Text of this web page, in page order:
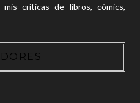
críticas de libros, cómics,